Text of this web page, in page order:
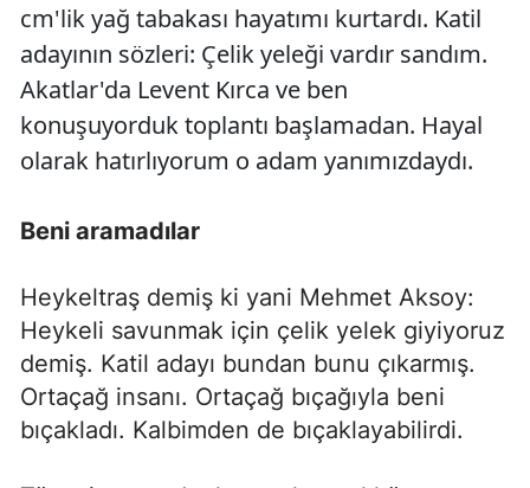
cm'lik yağ tabakası hayatımı kurtardı. Katil
adayının sözleri: Çelik yeleği vardır sandım.
Akatlar'da Levent Kırca ve ben
konuşuyorduk toplantı başlamadan. Hayal
olarak hatırlıyorum o adam yanımızdaydı.
Beni aramadılar
Heykeltraş demiş ki yani Mehmet Aksoy:
Heykeli savunmak için çelik yelek giyiyoruz
demiş. Katil adayı bundan bunu çıkarmış.
Ortaçağ insanı. Ortaçağ bıçağıyla beni
bıçakladı. Kalbimden de bıçaklayabilirdi.